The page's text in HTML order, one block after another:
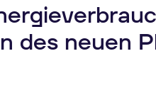
des neuen